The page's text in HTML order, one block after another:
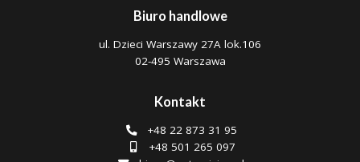
Biuro handlowe
ul. Dzieci Warszawy 27A lok.106
02-495 Warszawa
Kontakt
+48 22 873 31 95
+48 501 265 097